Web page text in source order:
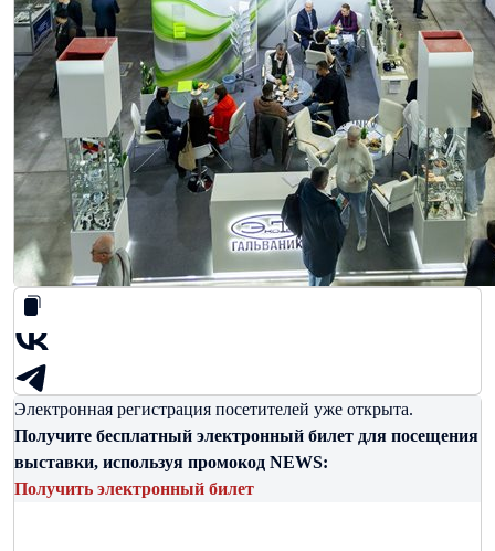
Электронная регистрация посетителей уже открыта.
Получите бесплатный электронный билет для посещения
выставки, используя промокод NEWS:
Получить электронный билет